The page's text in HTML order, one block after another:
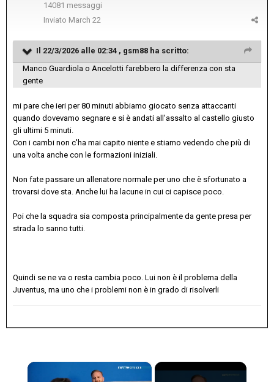
14081 messaggi
Inviato March 22
Il 22/3/2026 alle 02:34 , gsm88 ha scritto:
Manco Guardiola o Ancelotti farebbero la differenza con sta
gente
mi pare che ieri per 80 minuti abbiamo giocato senza attaccanti
quando dovevamo segnare e si è andati all'assalto al castello giusto
gli ultimi 5 minuti.
Con i cambi non c'ha mai capito niente e stiamo vedendo che più di
una volta anche con le formazioni iniziali.
Non fate passare un allenatore normale per uno che è sfortunato a
trovarsi dove sta. Anche lui ha lacune in cui ci capisce poco.
Poi che la squadra sia composta principalmente da gente presa per
strada lo sanno tutti.
Quindi se ne va o resta cambia poco. Lui non è il problema della
Juventus, ma uno che i problemi non è in grado di risolverli
×